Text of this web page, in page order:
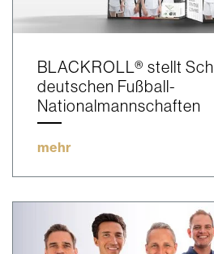
BLACKROLL® stellt
deutschen Fußball-
Nationalmannschaften
mehr